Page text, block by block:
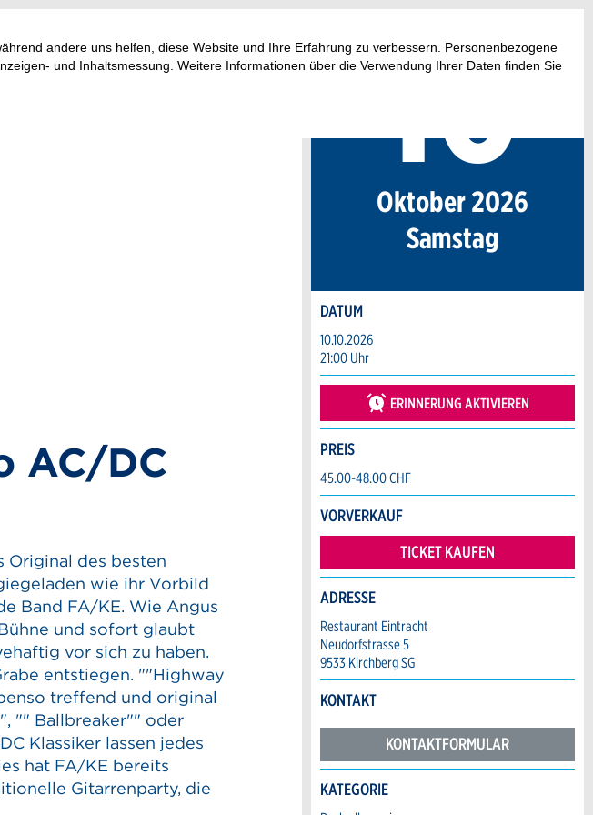
andere uns helfen, diese Website und Ihre Erfahrung zu verbessern. Personenbezogene
und Inhaltsmessung. Weitere Informationen über die Verwendung Ihrer Daten finden Sie
AC/DC
Original des besten
wie ihr Vorbild
Band FA/KE. Wie Angus
und sofort glaubt
vor sich zu haben.
entstiegen. ""Highway
treffend und original
"" Ballbreaker"" oder
Klassiker lassen jedes
hat FA/KE bereits
Gitarrenparty, die
Samstag
10
. Oktober 2026
DATUM
10.10.2026
21:00 Uhr
ERINNERUNG AKTIVIEREN
PREIS
45.00-48.00 CHF
VORVERKAUF
TICKET KAUFEN
ADRESSE
Restaurant Eintracht
Neudorfstrasse 5
9533 Kirchberg SG
KONTAKT
KONTAKTFORMULAR
KATEGORIE